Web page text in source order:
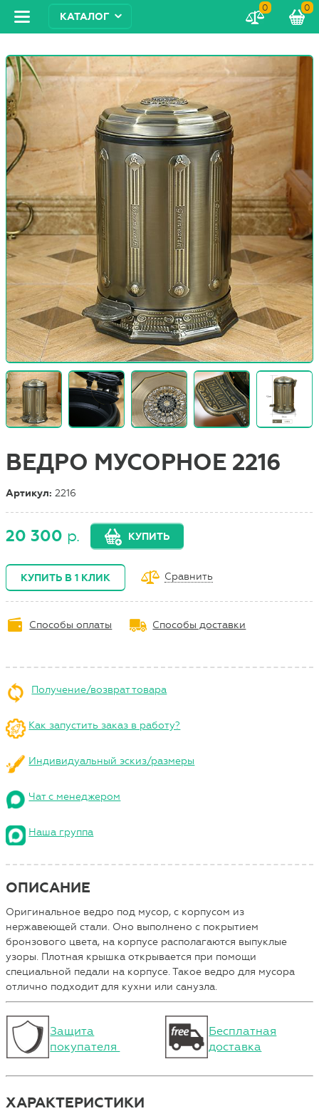
КАТАЛОГ
0 0
ВЕДРО МУСОРНОЕ 2216
Артикул:2216
20 300 р. КУПИТЬ
КУПИТЬ В 1 КЛИК Сравнить
Способы оплаты Способы доставки
Получение/возврат товара
Как запустить заказ в работу?
Индивидуальный эскиз/размеры
Чат с менеджером
Наша группа
ОПИСАНИЕ
Оригинальное ведро под мусор, с корпусом из
нержавеющей стали. Оно выполнено с покрытием
бронзового цвета, на корпусе располагаются выпуклые
узоры. Плотная крышка открывается при помощи
специальной педали на корпусе. Такое ведро для мусора
отлично подходит для кухни или санузла.
Защита
покупателя
Бесплатная
доставка
ХАРАКТЕРИСТИКИ